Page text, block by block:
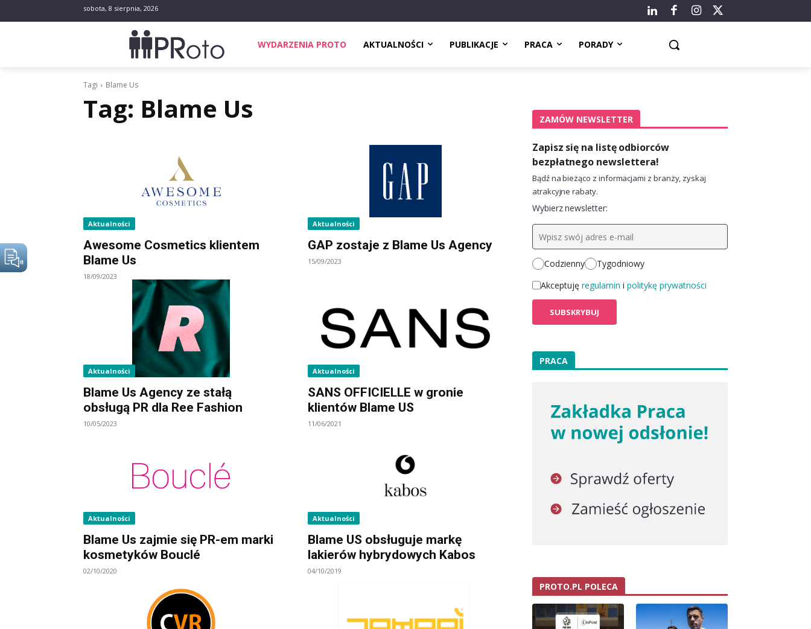
sobota, 8 sierpnia, 2026
WYDARZENIA PROTO AKTUALNOŚCI PUBLIKACJE PRACA PORADY
Tagi Blame Us
Tag: Blame Us
Aktualności
Awesome Cosmetics klientem
Blame Us
18/09/2023
Aktualności
GAP zostaje z Blame Us Agency
15/09/2023
Aktualności
Blame Us Agency ze stałą
obsługą PR dla Ree Fashion
10/05/2023
Aktualności
SANS OFFICIELLE w gronie
klientów Blame US
11/06/2021
Aktualności
Blame Us zajmie się PR-em marki
kosmetyków Bouclé
02/10/2020
Aktualności
Blame US obsługuje markę
lakierów hybrydowych Kabos
04/10/2019
ZAMÓW NEWSLETTER
Zapisz się na listę odbiorców
bezpłatnego newslettera!
Bądź na bieżąco z informacjami z branży, zyskaj
atrakcyjne rabaty.
Wybierz newsletter:
Codzienny
Tygodniowy
Akceptuję regulamin i politykę prywatności
PRACA
PROTO.PL POLECA